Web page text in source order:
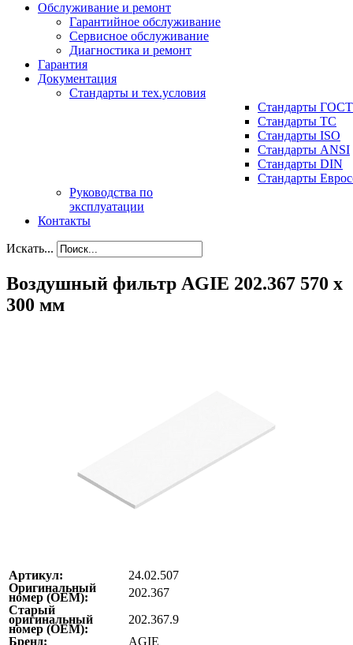
Обслуживание и ремонт
Гарантийное обслуживание
Сервисное обслуживание
Диагностика и ремонт
Гарантия
Документация
Стандарты и тех.условия
Стандарты ГОСТ
Стандарты ТС
Стандарты ISO
Стандарты ANSI
Стандарты DIN
Стандарты
Руководства по
эксплуатации
Контакты
Искать...
Воздушный фильтр AGIE 202.367 570 x
300 мм
Артикул:
24.02.507
Оригинальный
номер (ОЕМ):
202.367
Старый
оригинальный
номер (ОЕМ):
202.367.9
Бренд:
AGIE